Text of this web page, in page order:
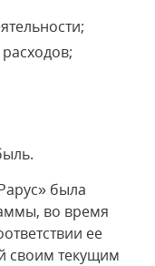
была
во время
ее
своим текущим